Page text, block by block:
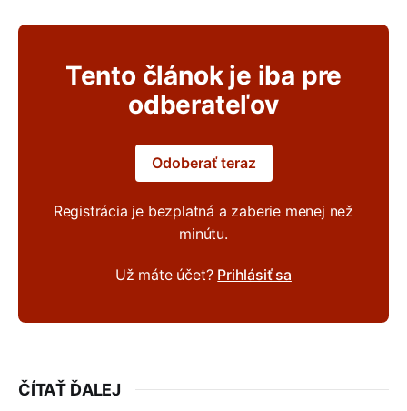
Tento článok je iba pre
odberateľov
Odoberať teraz
Registrácia je bezplatná a zaberie menej než
minútu.
Už máte účet? Prihlásiť sa
ČÍTAŤ ĎALEJ